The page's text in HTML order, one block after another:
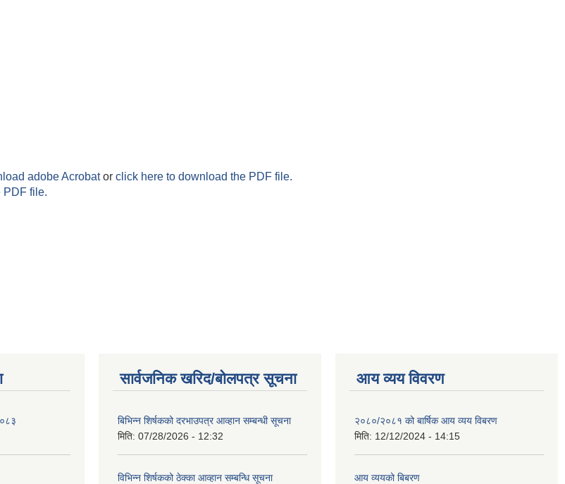
adobe Acrobator click here to download the PDF file.
PDF file.
सार्वजनिक खरिद/बोलपत्र सूचना
बिभिन्‍न शिर्षकको दरभाउपत्र आव्हान सम्बन्धी सूचना
मिति: 07/28/2026 - 12:32
विभिन्न शिर्षकको ठेक्का आव्हान सम्बन्धि सूचना
आय व्यय विवरण
२०८०/२०८१ को बार्षिक आय व्यय विबरण
मिति: 12/12/2024 - 14:15
आय व्ययको बिबरण